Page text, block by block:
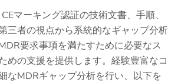
マーキング認証の技術文書、手順、
三者の視点から系統的なギャップ分析
要求事項を満たすために必要なス
めの支援を提供します。経験豊富なコ
なMDRギャップ分析を行い、以下を